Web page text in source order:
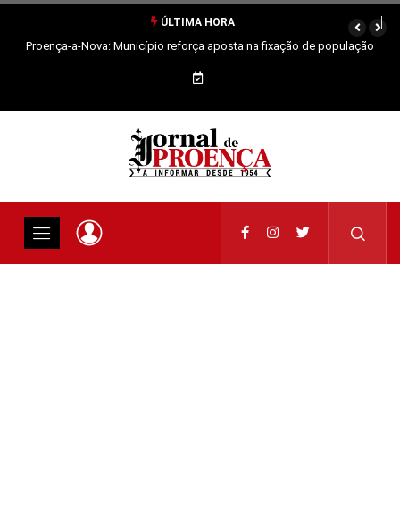
ÚLTIMA HORA
Proença-a-Nova: Município reforça aposta na fixação de população